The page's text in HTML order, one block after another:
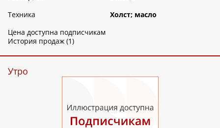
Техника
Холст; масло
Цена доступна подписчикам
История продаж (1)
Утро